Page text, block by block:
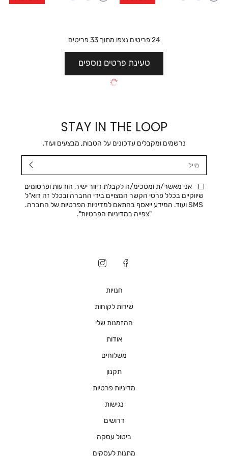
24פריטים נצפו מתוך33פריטים
טעינת פרטים נוספים
STAY IN THE LOOP
נרשמים ומקבלים עדכונים על הטבות, מבצעים ועוד.
אני מאשר/ת ומסכימ/ה לקבלת דיוור ישיר, הודעות ופרסומים
שיווקיים בכלל פרטי הקשר המצויים בידי החברה ובכלל זה דוא"ל
SMS ועוד. המידע ייאסף בהתאם למדיניות הפרטיות של החברה.
"צפייה במדיניות הפרטיות".
חנויות
שירות לקוחות
ההזמנות שלי
אודות
משלוחים
תקנון
מדיניות פרטיות
נגישות
דרושים
ביטול עסקה
מתנות לעסקים